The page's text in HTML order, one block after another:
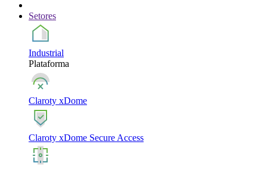
Setores
Industrial
Plataforma
Claroty xDome
Claroty xDome Secure Access